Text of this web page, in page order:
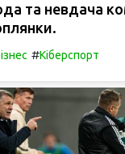
та невдача
#Кіберспорт